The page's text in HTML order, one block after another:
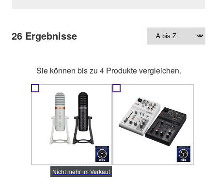
26 Ergebnisse
Sie können bis zu 4 Produkte vergleichen.
Nicht mehr im Verkauf